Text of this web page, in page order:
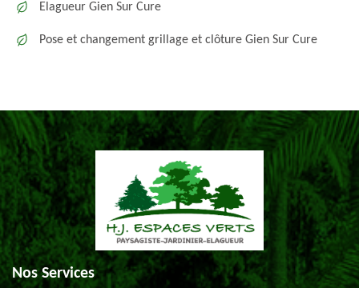
Elagueur Gien Sur Cure
Pose et changement grillage et clôture Gien Sur Cure
Nos Services